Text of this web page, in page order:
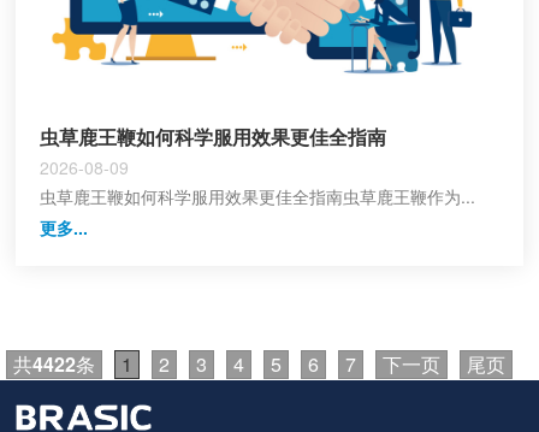
虫草鹿王鞭如何科学服用效果更佳全指南
2026-08-09
虫草鹿王鞭如何科学服用效果更佳全指南虫草鹿王鞭作为...
更多...
共4422条 1 2 3 4 5 6 7 下一页 尾页